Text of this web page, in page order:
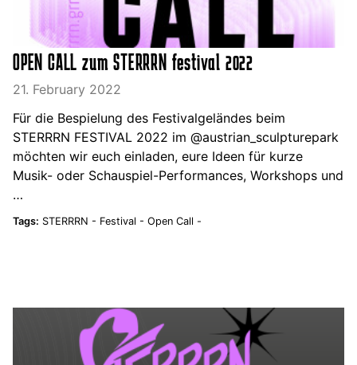
OPEN CALL zum STERRRN festival 2022
21. February 2022
Für die Bespielung des Festivalgeländes beim
STERRRN FESTIVAL 2022 im @austrian_sculpturepark
möchten wir euch einladen, eure Ideen für kurze
Musik- oder Schauspiel-Performances, Workshops und
…
Tags: STERRRN - Festival - Open Call -